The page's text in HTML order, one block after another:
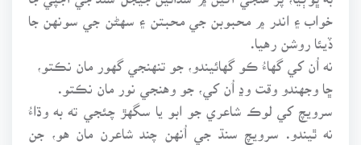
خواب ۽ اندر ۾ محبوبن جي محبتن ۽ سهڻن جي سونهن جا
ڏيئا روشن رهيا.
نه اُن کي گهاءُ ڪو گهائيندو، جو تنهنجي گهور مان نڪتو،
ڇا وجهندو وقت وڍ اُن کي، جو وهنجي نور مان نڪتو.
سرويچ کي لوڪ شاعري جو ابو يا سگهڙ چئجي ته به وڌاءُ
نه ٿيندو. سرويچ سنڌ جي اُنهن چند شاعرن مان هو، جن